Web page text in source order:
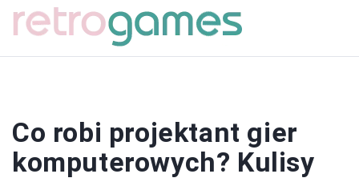
Co robi projektant gier
komputerowych? Kulisy